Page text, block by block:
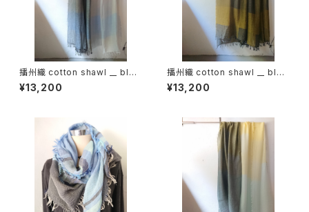
播州織 cotton shawl __ bloc
k 220-120 春霞KW
¥13,200
播州織 cotton shawl __ bloc
k 220-120 秋水GK
¥13,200